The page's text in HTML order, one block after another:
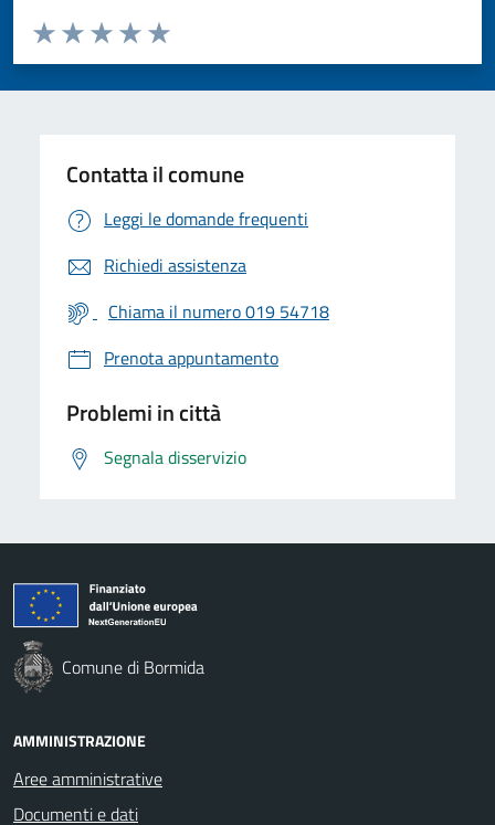
Valuta da 1 a 5 stelle la pagina
Valuta 5 stelle su 5
Valuta 4 stelle su 5
Valuta 3 stelle su 5
Valuta 2 stelle su 5
Valuta 1 stelle su 5
Contatta il comune
Leggi le domande frequenti
Richiedi assistenza
Chiama il numero 019 54718
Prenota appuntamento
Problemi in città
Segnala disservizio
Comune di Bormida
AMMINISTRAZIONE
Aree amministrative
Documenti e dati